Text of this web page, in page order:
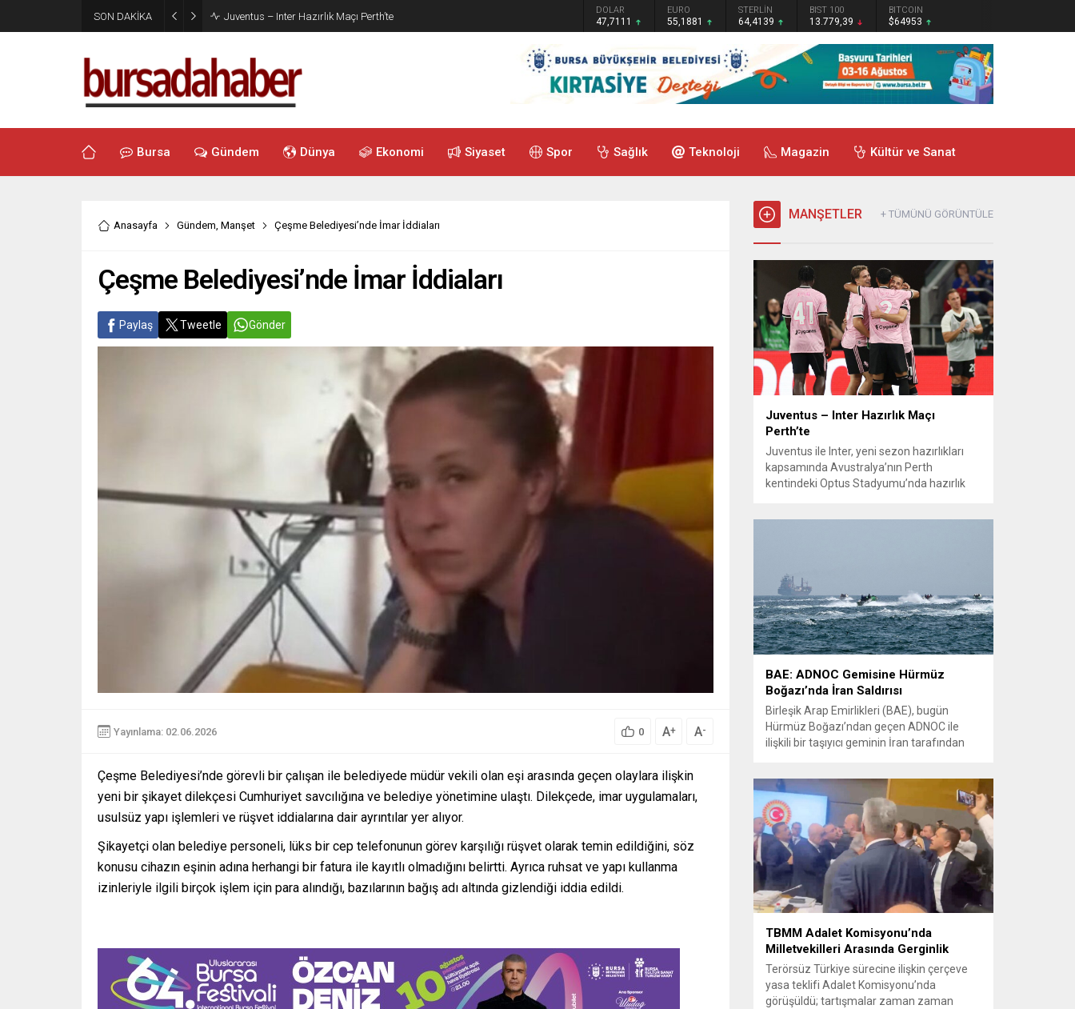
SON DAKİKA Juventus – Inter Hazırlık Maçı Perth’te DOLAR
47,7111
EURO
55,1881
STERLİN
64,4139
BIST 100
13.779,39
BITCOIN
$64953
Bursa Gündem Dünya Ekonomi Siyaset Spor Sağlık Teknoloji Magazin Kültür ve Sanat
Anasayfa Gündem, Manşet Çeşme Belediyesi’nde İmar İddiaları
Çeşme Belediyesi’nde İmar İddiaları
Paylaş Tweetle Gönder
Yayınlama: 02.06.2026 0 A+ A-
Çeşme Belediyesi’nde görevli bir çalışan ile belediyede müdür vekili olan eşi arasında geçen olaylara ilişkin
yeni bir şikayet dilekçesi Cumhuriyet savcılığına ve belediye yönetimine ulaştı. Dilekçede, imar uygulamaları,
usulsüz yapı işlemleri ve rüşvet iddialarına dair ayrıntılar yer alıyor.
Şikayetçi olan belediye personeli, lüks bir cep telefonunun görev karşılığı rüşvet olarak temin edildiğini, söz
konusu cihazın eşinin adına herhangi bir fatura ile kayıtlı olmadığını belirtti. Ayrıca ruhsat ve yapı kullanma
izinleriyle ilgili birçok işlem için para alındığı, bazılarının bağış adı altında gizlendiği iddia edildi.
MANŞETLER + TÜMÜNÜ GÖRÜNTÜLE
Juventus – Inter Hazırlık Maçı
Perth’te
Juventus ile Inter, yeni sezon hazırlıkları
kapsamında Avustralya’nın Perth
kentindeki Optus Stadyumu’nda hazırlık
Türk futbolcu sahada yer aldı: Juventus’ta
Kenan Yıldız ilk 11’de görev alırken,...
BAE: ADNOC Gemisine Hürmüz
Boğazı’nda İran Saldırısı
Birleşik Arap Emirlikleri (BAE), bugün
Hürmüz Boğazı’ndan geçen ADNOC ile
ilişkili bir taşıyıcı geminin İran tarafından
bildirirken saldırıyı kınadı ve Tahran’ı
korsanlıkla suçladı. WAM ajansının
aktardığı ilk açıklamada, ADNOC’a ait bir
geminin sabah saatlerinde hedef alındığı
belirtildi; ilerleyen dakikalarda ise BAE...
TBMM Adalet Komisyonu’nda
Milletvekilleri Arasında Gerginlik
Terörsüz Türkiye sürecine ilişkin çerçeve
yasa teklifi Adalet Komisyonu’nda
görüşüldü; tartışmalar zaman zaman